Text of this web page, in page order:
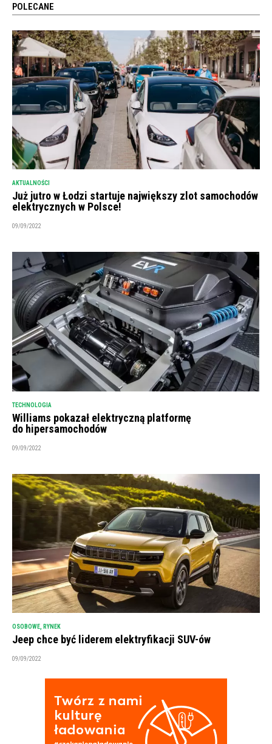
POLECANE
AKTUALNOŚCI
Już jutro w Łodzi startuje największy zlot samochodów
elektrycznych w Polsce!
09/09/2022
TECHNOLOGIA
Williams pokazał elektryczną platformę
do hipersamochodów
09/09/2022
OSOBOWE, RYNEK
Jeep chce być liderem elektryfikacji SUV-ów
09/09/2022